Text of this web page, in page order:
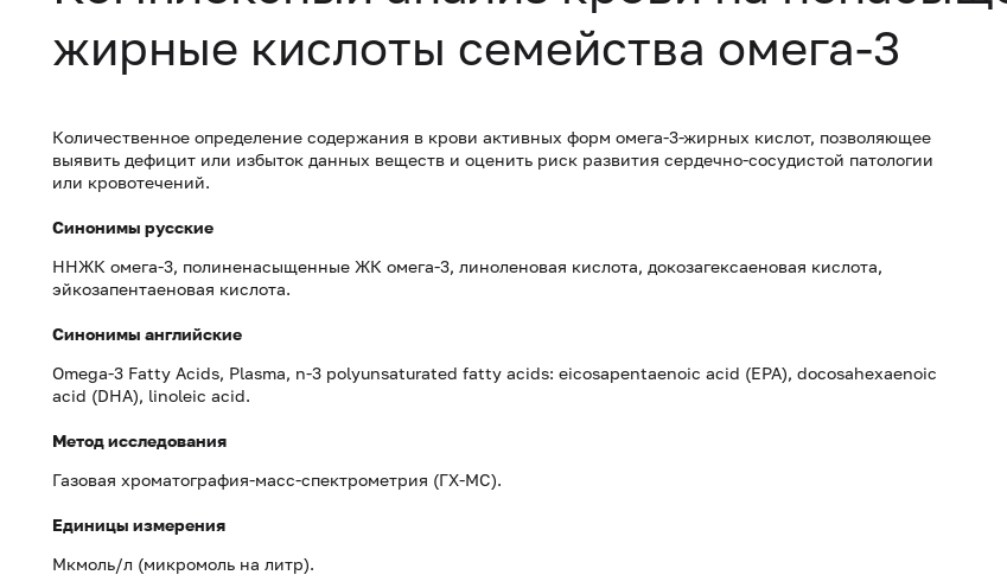
жирные кислоты семейства омега-3
Количественное определение содержания в крови активных форм омега-3-жирных кислот, позволяющее
выявить дефицит или избыток данных веществ и оценить риск развития сердечно-сосудистой патологии
или кровотечений.
Синонимы русские
ННЖК омега-3, полиненасыщенные ЖК омега-3, линоленовая кислота, докозагексаеновая кислота,
эйкозапентаеновая кислота.
Синонимы английские
Omega-3 Fatty Acids, Plasma, n-3 polyunsaturated fatty acids: eicosapentaenoic acid (EPA), docosahexaenoic
acid (DHA), linoleic acid.
Метод исследования
Газовая хроматография-масс-спектрометрия (ГХ-МС).
Единицы измерения
Мкмоль/л (микромоль на литр).